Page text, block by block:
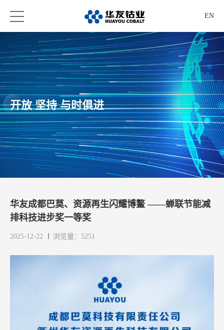
EN
开放 坚持 与时俱进
华友成都巴莫、资源再生闪耀博鳌 ——蝉联节能减
排科技进步奖一等奖
2025-12-22 浏览量：5251